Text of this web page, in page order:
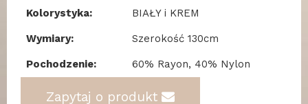
Kolorystyka: BIAŁY i KREM
Wymiary: Szerokość 130cm
Pochodzenie: 60% Rayon, 40% Nylon
Zapytaj o produkt